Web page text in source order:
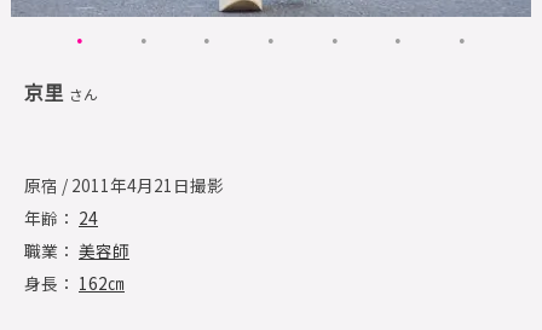
京里 さん
原宿 / 2011年4月21日撮影
年齢： 24
職業： 美容師
身長： 162㎝